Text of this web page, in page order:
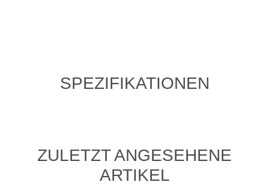
SPEZIFIKATIONEN
ZULETZT ANGESEHENE
ARTIKEL